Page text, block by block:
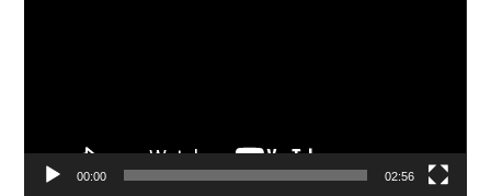
00:00 02:56